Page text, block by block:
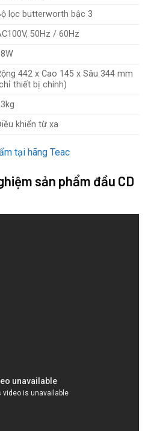
lọc butterworth bậc 3
50Hz / 60Hz
442 x Cao 145 x Sâu 344 mm
thiết bị chính)
khiển từ xa
tại hãng Teac
sản phẩm đầu CD